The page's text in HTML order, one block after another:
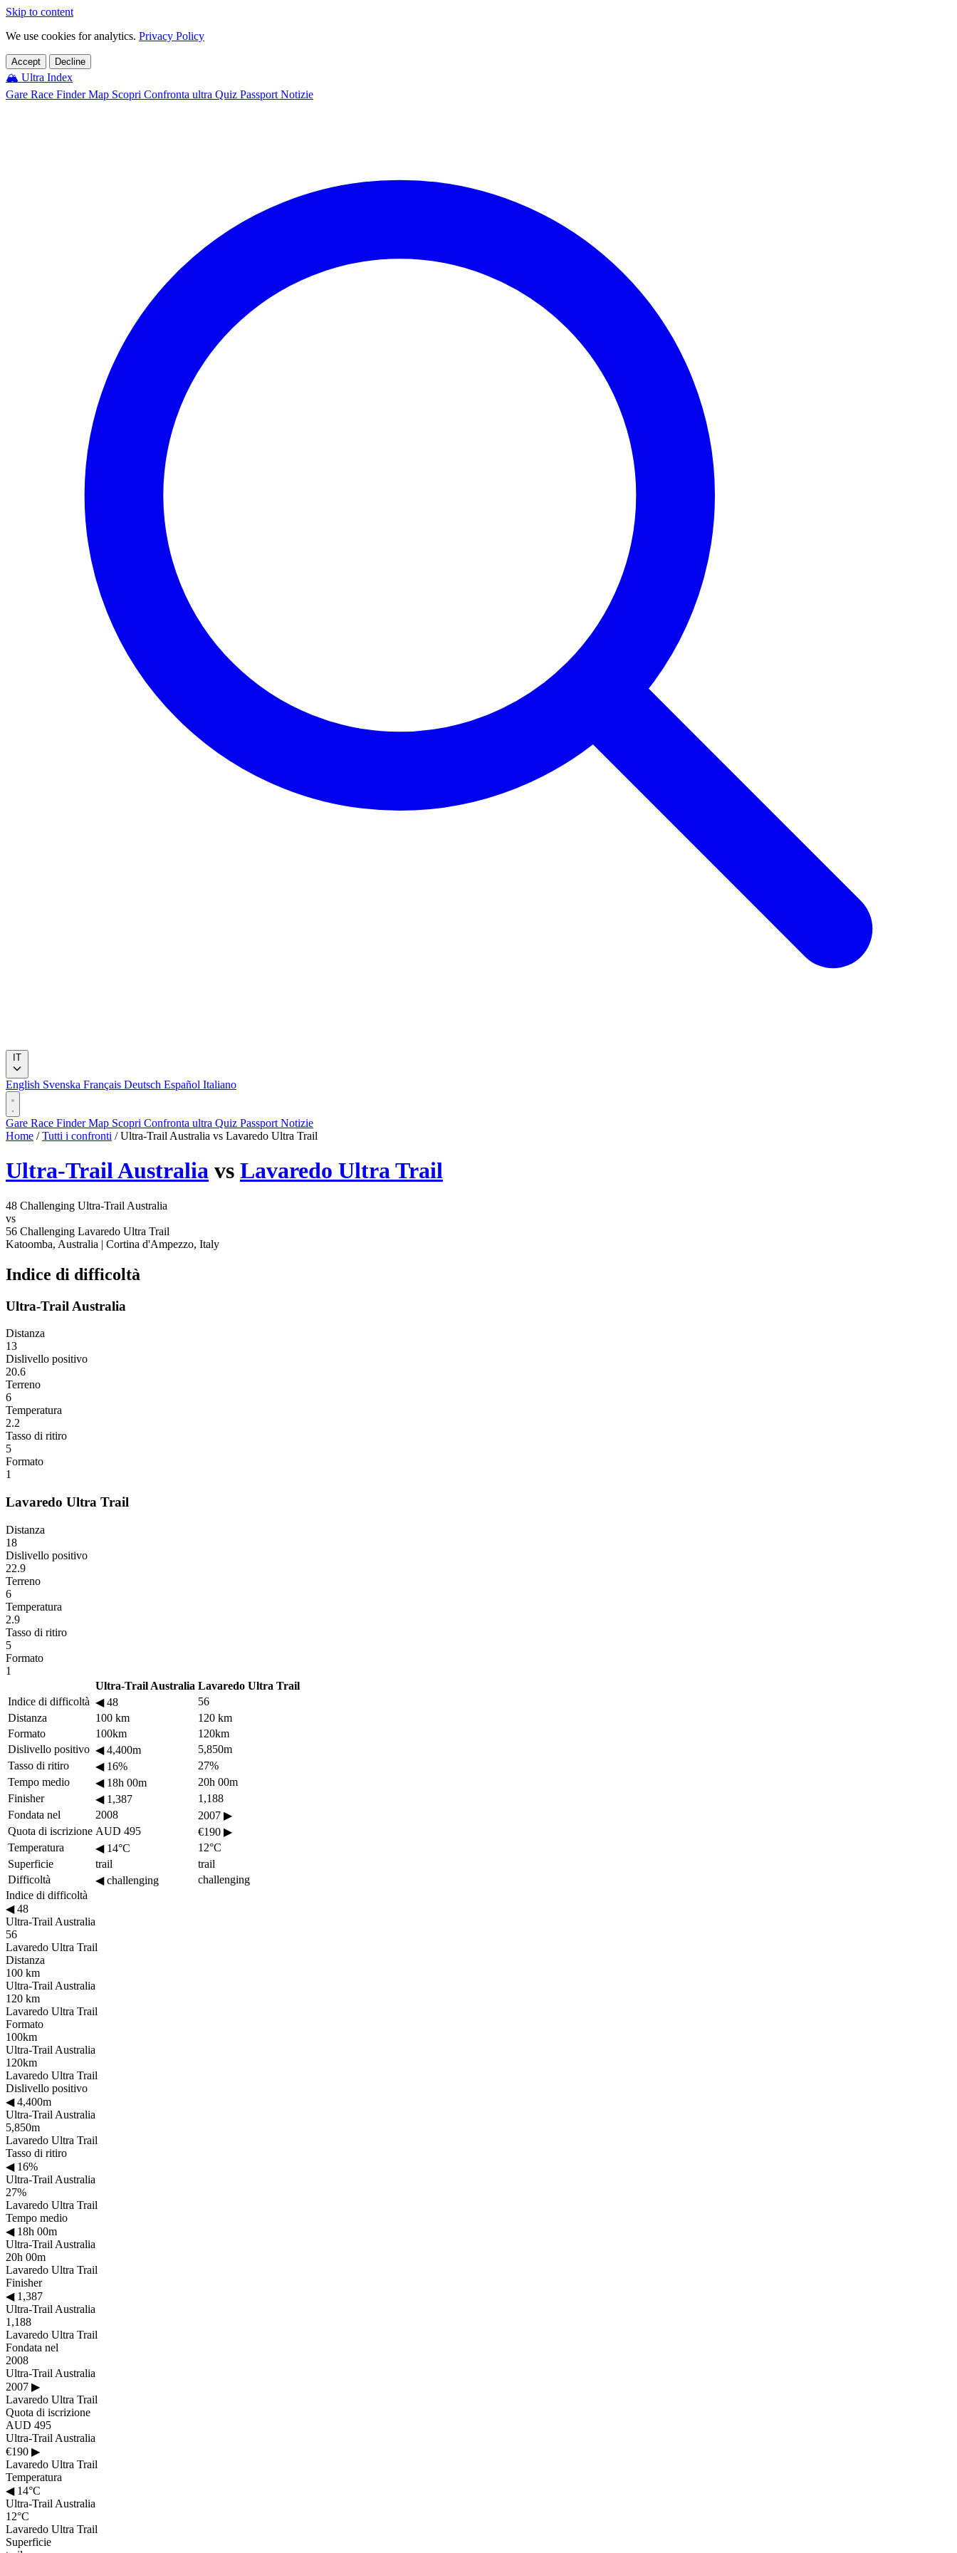
Skip to content
We use cookies for analytics. Privacy Policy
Accept Decline
🏔️ Ultra Index
Gare Race FinderMap Scopri Confronta ultra Quiz Passport Notizie
English Svenska Français Deutsch Español Italiano
Gare Race FinderMap Scopri Confronta ultra Quiz Passport Notizie
Home / Tutti i confronti / Ultra-Trail Australia vs Lavaredo Ultra Trail
Ultra-Trail Australia vs Lavaredo Ultra Trail
48 Challenging Ultra-Trail Australia
vs
56 Challenging Lavaredo Ultra Trail
Katoomba, Australia | Cortina d'Ampezzo, Italy
Indice di difficoltà
Ultra-Trail Australia
Distanza
13
Dislivello positivo
20.6
Terreno
6
Temperatura
2.2
Tasso di ritiro
5
Formato
1
Lavaredo Ultra Trail
Distanza
18
Dislivello positivo
22.9
Terreno
6
Temperatura
2.9
Tasso di ritiro
5
Formato
1
Ultra-Trail Australia Lavaredo Ultra Trail
Indice di difficoltà ◀48
56
Distanza
100 km
120 km
Formato
100km
120km
Dislivello positivo ◀4,400m
5,850m
Tasso di ritiro
◀16%
27%
Tempo medio
◀18h 00m
20h 00m
Finisher
◀1,387
1,188
Fondata nel
2008 2007 ▶
Quota di iscrizione AUD 495 €190 ▶
Temperatura
◀14°C
12°C
Superficie
trail
trail
Difficoltà
◀challenging
challenging
Indice di difficoltà
◀48
Ultra-Trail Australia
56
Lavaredo Ultra Trail
Distanza
100 km
Ultra-Trail Australia
120 km
Lavaredo Ultra Trail
Formato
100km
Ultra-Trail Australia
120km
Lavaredo Ultra Trail
Dislivello positivo
◀4,400m
Ultra-Trail Australia
5,850m
Lavaredo Ultra Trail
Tasso di ritiro
◀16%
Ultra-Trail Australia
27%
Lavaredo Ultra Trail
Tempo medio
◀18h 00m
Ultra-Trail Australia
20h 00m
Lavaredo Ultra Trail
Finisher
◀1,387
Ultra-Trail Australia
1,188
Lavaredo Ultra Trail
Fondata nel
2008
Ultra-Trail Australia
2007 ▶
Lavaredo Ultra Trail
Quota di iscrizione
AUD 495
Ultra-Trail Australia
€190 ▶
Lavaredo Ultra Trail
Temperatura
◀14°C
Ultra-Trail Australia
12°C
Lavaredo Ultra Trail
Superficie